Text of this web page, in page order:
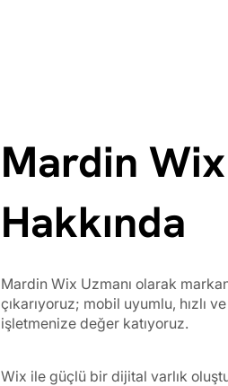
Mardin Wix
Hakkında
Mardin Wix Uzmanı olarak
çıkarıyoruz; mobil uyumlu, hızlı
işletmenize değer katıyoruz.
Wix ile güçlü bir dijital varlık